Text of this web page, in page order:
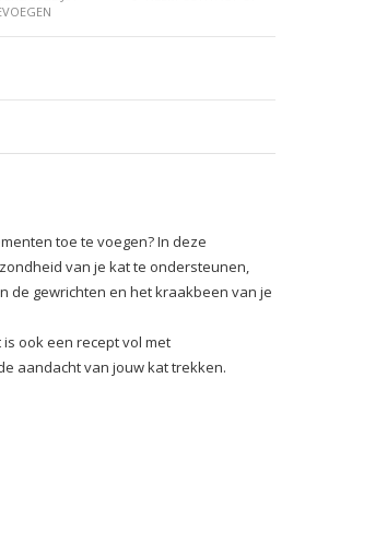
toe te voegen? In deze
van je kat te ondersteunen,
de gewrichten en het kraakbeen van je
ook een recept vol met
aandacht van jouw kat trekken.